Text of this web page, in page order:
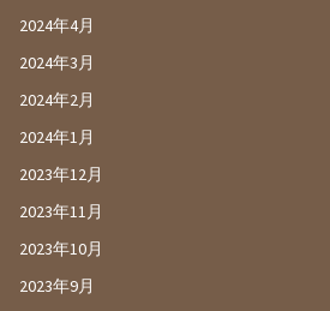
2024年4月
2024年3月
2024年2月
2024年1月
2023年12月
2023年11月
2023年10月
2023年9月